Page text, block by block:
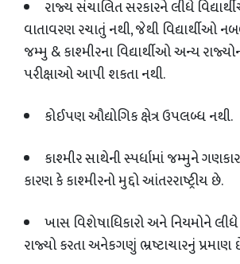
રાજ્ય સંચાલિત સરકારને લીધે
વાતાવરણ રચાતું નથી,જેથી વિદ્યાર્થીઓ
જમ્મુ&કાશ્મીરના વિદ્યાર્થીઓ અન્ય
પરીક્ષાઓ આપી શકતા નથી.
કોઈપણ ઔદ્યોગિક ક્ષેત્ર ઉપલબ્ધ નથી.
કાશ્મીર સાથેની સ્પર્ધામાં જમ્મુને
કારણ કે કાશ્મીરનો મુદ્દો આંતરરાષ્ટ્રીય છે.
ખાસ વિશેષાધિકારો અને નિયમોને
રાજ્યો કરતા અનેકગણું ભ્રષ્ટાચારનું પ્રમાણ